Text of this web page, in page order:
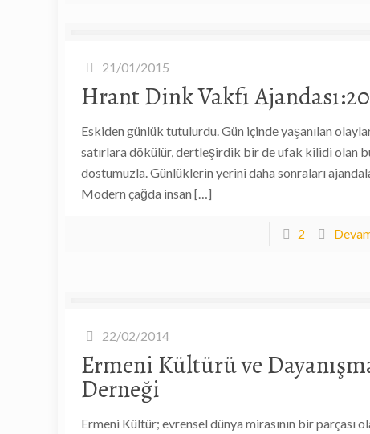
21/01/2015
Hrant Dink Vakfı
Eskiden günlük tutulurdu. Gün içinde yaşanılan
satırlara dökülür, dertleşirdik bir de ufak kilidi olan
dostumuzla. Günlüklerin yerini daha sonraları
Modern çağda insan […]
2
22/02/2014
Ermeni Kültürü ve
Derneği
Ermeni Kültür; evrensel dünya mirasının bir parçası